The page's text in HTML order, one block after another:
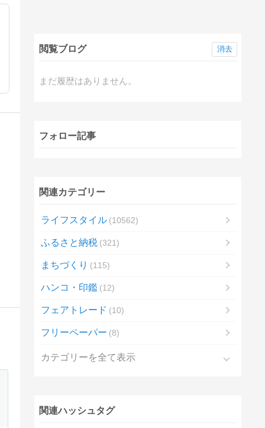
閲覧ブログ
まだ履歴はありません。
消去
フォロー記事
関連カテゴリー
ライフスタイル 10562
ふるさと納税 321
まちづくり 115
ハンコ・印鑑 12
フェアトレード 10
フリーペーパー 8
カテゴリーを全て表示
関連ハッシュタグ